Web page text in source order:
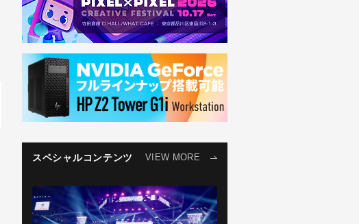
スペシャルコンテンツ VIEW MORE